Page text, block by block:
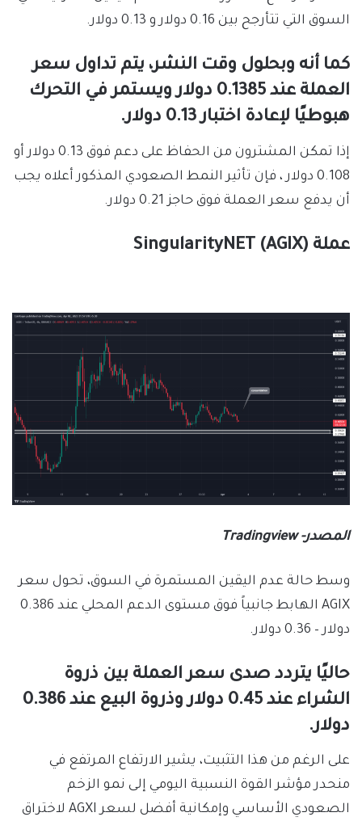
السوق التي تتأرجح بين 0.16 دولار و 0.13 دولار.
كما أنه وبحلول وقت النشر، يتم تداول سعر
العملة عند 0.1385 دولار ويستمر في التحرك
هبوطيًا لإعادة اختبار 0.13 دولار.
إذا تمكن المشترون من الحفاظ على دعم فوق 0.13 دولار أو
0.108 دولار ، فإن تأثير النمط الصعودي المذكور أعلاه يجب
أن يدفع سعر العملة فوق حاجز 0.21 دولار.
عملة SingularityNET (AGIX)
المصدر- Tradingview
وسط حالة عدم اليقين المستمرة في السوق، تحول سعر
AGIX الهابط جانبياً فوق مستوى الدعم المحلي عند 0.386
دولار – 0.36 دولار.
حاليًا يتردد صدى سعر العملة بين ذروة
الشراء عند 0.45 دولار وذروة البيع عند 0.386
دولار.
على الرغم من هذا التثبيت، يشير الارتفاع المرتفع في
منحدر مؤشر القوة النسبية اليومي إلى نمو الزخم
الصعودي الأساسي وإمكانية أفضل لسعر AGXI لاختراق